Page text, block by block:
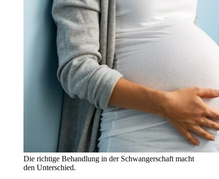
Die richtige Behandlung in der Schwangerschaft macht
den Unterschied.